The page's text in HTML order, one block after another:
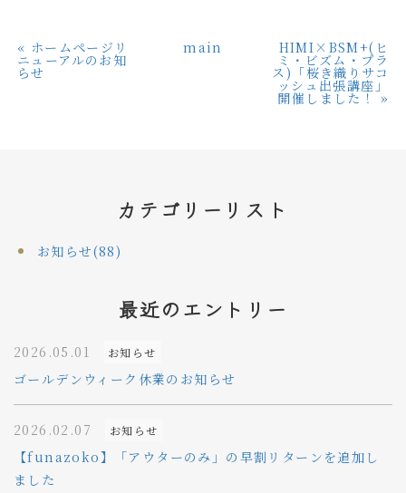
« ホームページリ
ニューアルのお知
らせ
main HIMI×BSM+(ヒ
ミ・ビズム・プラ
ス)「桜き織りサコ
ッシュ出張講座」
開催しました！ »
カテゴリーリスト
お知らせ(88)
最近のエントリー
2026.05.01 お知らせ
ゴールデンウィーク休業のお知らせ
2026.02.07 お知らせ
【funazoko】「アウターのみ」の早割リターンを追加し
ました